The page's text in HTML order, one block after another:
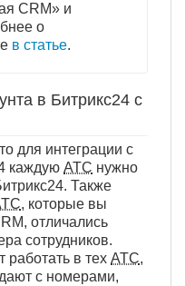
CRM» и
о
в статье.
в Битрикс24 с
для интеграции с
каждую АТС нужно
Также
, которые вы
отличались
сотрудников.
работать в тех АТС,
с номерами,